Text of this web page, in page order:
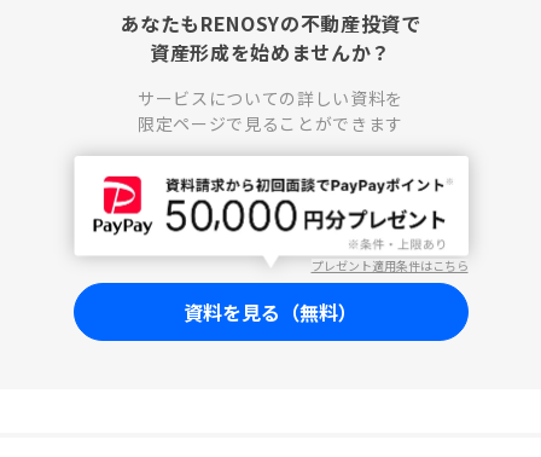
あなたもRENOSYの不動産投資で
資産形成を始めませんか？
サービスについての詳しい資料を
限定ページで見ることができます
プレゼント適用条件はこちら
資料を見る（無料）